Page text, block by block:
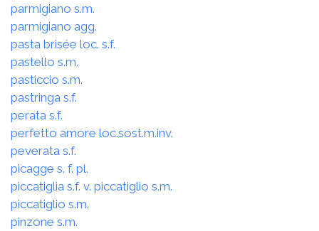
parmigiano s.m.
parmigiano agg.
pasta brisée loc. s.f.
pastello s.m.
pasticcio s.m.
pastringa s.f.
perata s.f.
perfetto amore loc.sost.m.inv.
peverata s.f.
picagge s. f. pl.
piccatiglia s.f. v. piccatiglio s.m.
piccatiglio s.m.
pinzone s.m.